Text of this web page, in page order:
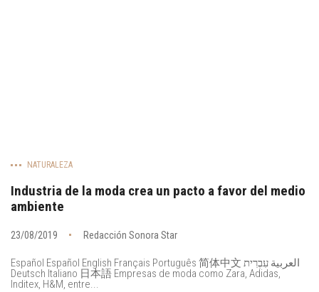
NATURALEZA
Industria de la moda crea un pacto a favor del medio
ambiente
23/08/2019 Redacción Sonora Star
Español Español English Français Português 简体中文 العربية עִבְרִית
Deutsch Italiano 日本語 Empresas de moda como Zara, Adidas,
Inditex, H&M, entre...